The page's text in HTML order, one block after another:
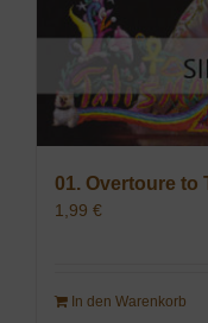
01. Overtoure to
1,99 €
In den Warenkorb